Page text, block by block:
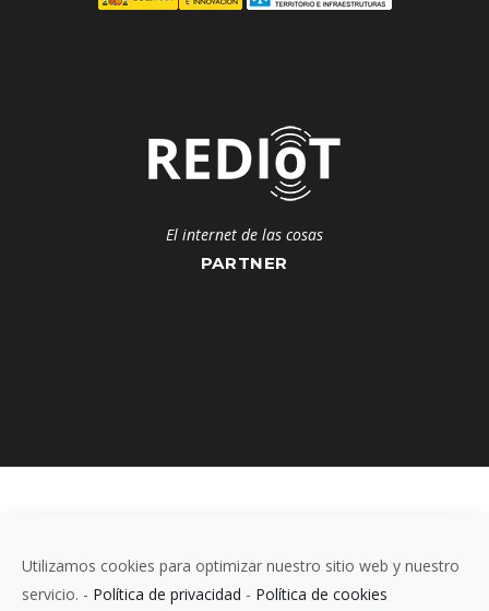
Utilizamos cookies para optimizar nuestro sitio web y nuestro
servicio. - Política de privacidad - Política de cookies
El internet de las cosas
PARTNER